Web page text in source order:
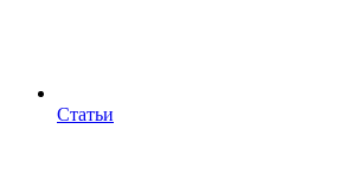
Статьи